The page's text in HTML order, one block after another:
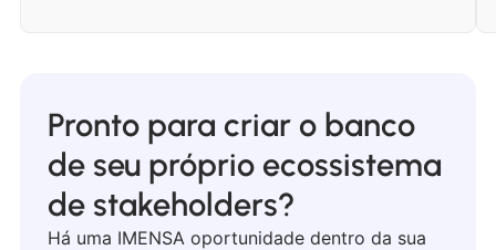
Pronto para criar o banco
de seu próprio ecossistema
de stakeholders?
Há uma IMENSA oportunidade dentro da sua